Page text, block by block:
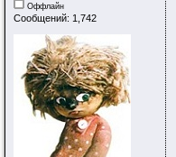
Оффлайн
Сообщений: 1,742